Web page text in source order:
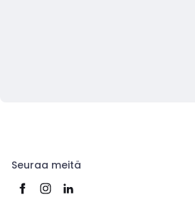
Seuraa meitä